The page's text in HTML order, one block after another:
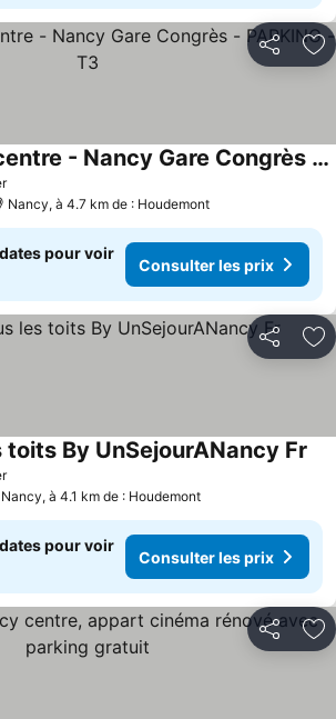
Partager
L'Elégance du centre - Nancy Gare Congrès - PARKING - T3
Nancy, à 4.7 km de : Houdemont
pour voir
Consulter les prix
Partager
toits By UnSejourANancy Fr
Nancy, à 4.1 km de : Houdemont
pour voir
Consulter les prix
Partager